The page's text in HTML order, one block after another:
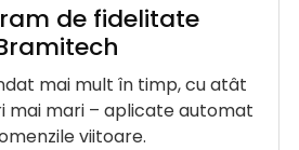
de fidelitate
mai mult în timp, cu atât
mai mari – aplicate automat
viitoare.